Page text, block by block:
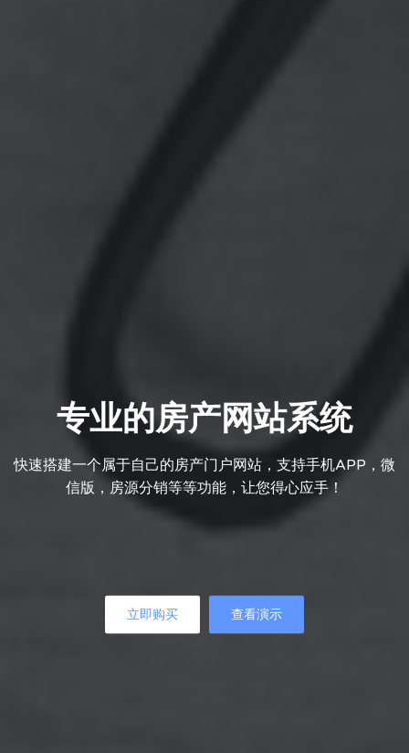
专业的房产网站系统
快速搭建一个属于自己的房产门户网站，支持手机APP，微
信版，房源分销等等功能，让您得心应手！
立即购买 查看演示